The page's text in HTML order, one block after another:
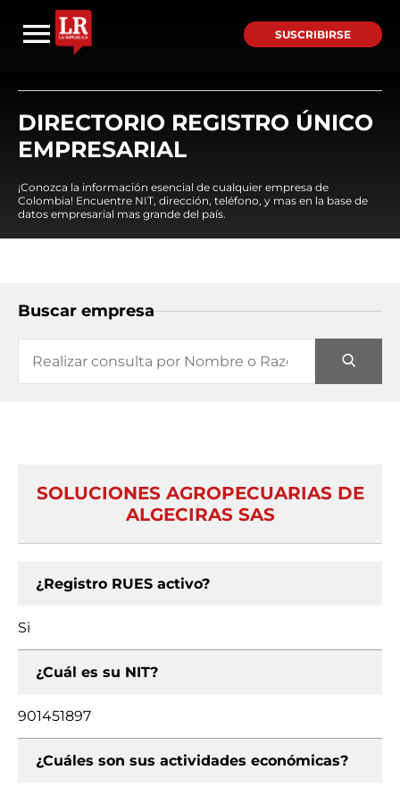
SUSCRIBIRSE
DIRECTORIO REGISTRO ÚNICO
EMPRESARIAL
¡Conozca la información esencial de cualquier empresa de
Colombia! Encuentre NIT, dirección, teléfono, y mas en la base de
datos empresarial mas grande del país.
Buscar empresa
SOLUCIONES AGROPECUARIAS DE
ALGECIRAS SAS
¿Registro RUES activo?
Si
¿Cuál es su NIT?
901451897
¿Cuáles son sus actividades económicas?